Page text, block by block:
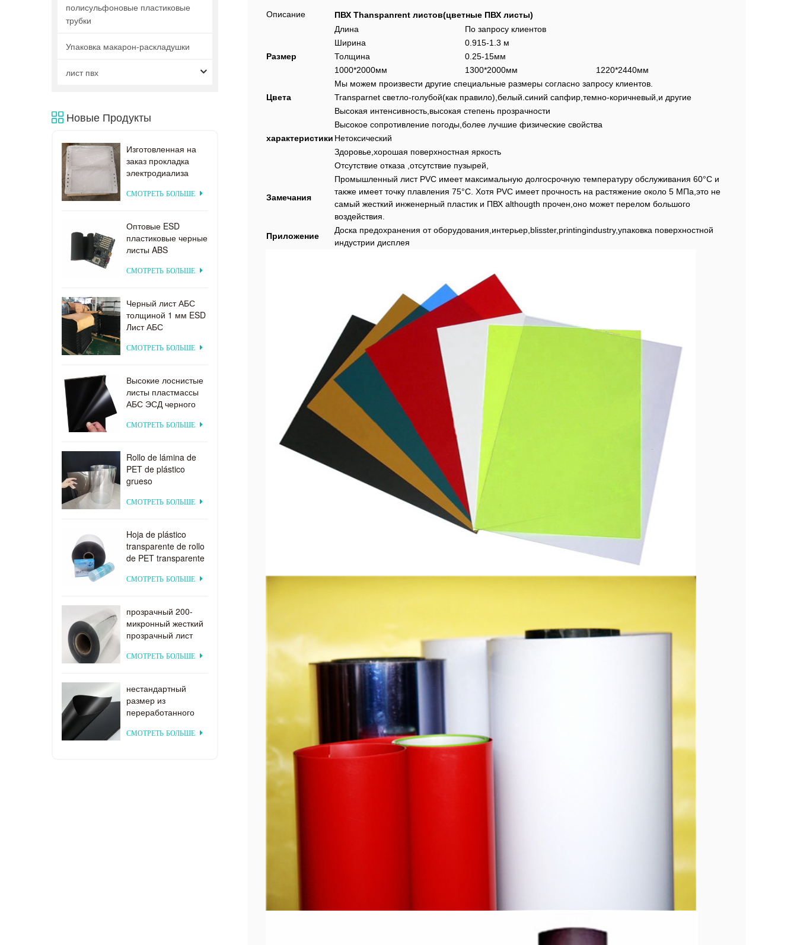
Описание ПВХ Thanspanrent листов(цветные ПВХ листы)
Размер
Длина
По запросу клиентов
Ширина
0.915-1.3 м
Толщина
0.25-15мм
1000*2000мм
1300*2000мм
1220*2440мм
Мы можем произвести другие специальные размеры согласно запросу клиентов.
Цвета
Transparnet светло-голубой(как правило),белый.синий сапфир,темно-коричневый,и другие
характеристики
Высокая интенсивность,высокая степень прозрачности
Высокое сопротивление погоды,более лучшие физические свойства
Нетоксический
Здоровье,хорошая поверхностная яркость
Отсутствие отказа ,отсутствие пузырей,
Замечания
Промышленный лист PVC имеет максимальную долгосрочную температуру обслуживания 60°C и
также имеет точку плавления 75°C. Хотя PVC имеет прочность на растяжение около 5 МПа,это не
самый жесткий инженерный пластик и ПВХ althougth прочен,оно может перелом большого
воздействия.
Приложение
Доска предохранения от оборудования,интерьер,blisster,printingindustry,упаковка поверхностной
индустрии дисплея
полисульфоновые пластиковые
трубки
Упаковка макарон-раскладушки
лист пвх
Новые Продукты
Изготовленная на
заказ прокладка
электродиализа
пластиковая для
СМОТРЕТЬ БОЛЬШЕ
Оптовые ESD
пластиковые черные
листы ABS
термоформования
СМОТРЕТЬ БОЛЬШЕ
Черный лист АБС
толщиной 1 мм ESD
Лист АБС
СМОТРЕТЬ БОЛЬШЕ
Высокие лоснистые
листы пластмассы
АБС ЭСД черного
формовать вакуума
СМОТРЕТЬ БОЛЬШЕ
Rollo de lámina de
PET de plástico
grueso
transparente rígido
СМОТРЕТЬ БОЛЬШЕ
Hoja de plástico
transparente de rollo
de PET transparente
suministro directo de
СМОТРЕТЬ БОЛЬШЕ
прозрачный 200-
микронный жесткий
прозрачный лист
формования
СМОТРЕТЬ БОЛЬШЕ
нестандартный
размер из
переработанного
пластика ПЭТ-лист
СМОТРЕТЬ БОЛЬШЕ